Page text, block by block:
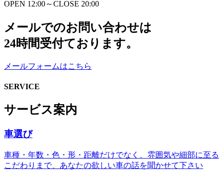
OPEN 12:00～CLOSE 20:00
メールでのお問い合わせは
24時間受付ております。
メールフォームはこちら
SERVICE
サービス案内
車選び
車種・年数・色・形・距離だけでなく、雰囲気や細部に至る
こだわりまで、あなたの欲しい車の話を聞かせて下さい